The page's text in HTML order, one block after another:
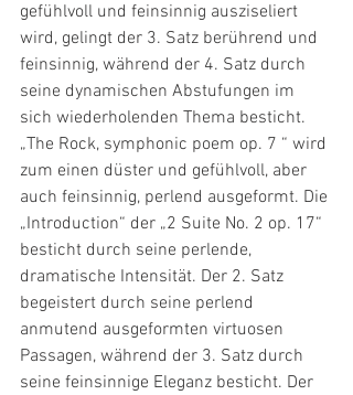
gefühlvoll und feinsinnig ausziseliert
wird, gelingt der 3. Satz berührend und
feinsinnig, während der 4. Satz durch
seine dynamischen Abstufungen im
sich wiederholenden Thema besticht.
„The Rock, symphonic poem op. 7 “ wird
zum einen düster und gefühlvoll, aber
auch feinsinnig, perlend ausgeformt. Die
„Introduction“ der „2 Suite No. 2 op. 17“
besticht durch seine perlende,
dramatische Intensität. Der 2. Satz
begeistert durch seine perlend
anmutend ausgeformten virtuosen
Passagen, während der 3. Satz durch
seine feinsinnige Eleganz besticht. Der